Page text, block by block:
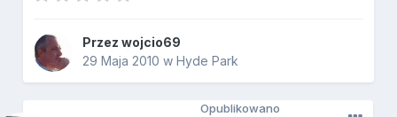
Przezwojcio69
29 Maja 2010 wHyde Park
Opublikowano